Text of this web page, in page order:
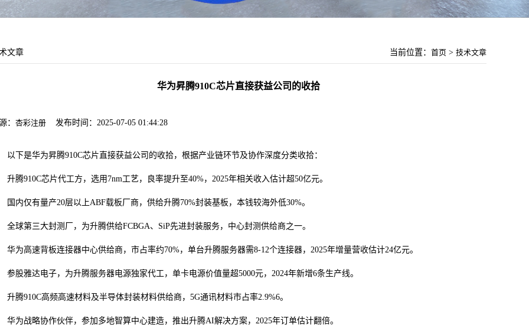
当前位置： 首页 > 技术文章
文章
华为昇腾910C芯片直接获益公司的收拾
： 杏彩注册 发布时间：2025-07-05 01:44:28
下是华为昇腾910C芯片直接获益公司的收拾，根据产业链环节及协作深度分类收拾：
腾910C芯片代工方，选用7nm工艺，良率提升至40%，2025年相关收入估计超50亿元。
内仅有量产20层以上ABF载板厂商，供给升腾70%封装基板，本钱较海外低30%。
球第三大封测厂，为升腾供给FCBGA、SiP先进封装服务，中心封测供给商之一。
为高速背板连接器中心供给商，市占率约70%，单台升腾服务器需8-12个连接器，2025年增量营收估计24亿元。
股雅达电子，为升腾服务器电源独家代工，单卡电源价值量超5000元，2024年新增6条生产线。
腾910C高频高速材料及半导体封装材料供给商，5G通讯材料市占率2.9%6。
为战略协作伙伴，参加多地智算中心建造，推出升腾AI解决方案，2025年订单估计翻倍。